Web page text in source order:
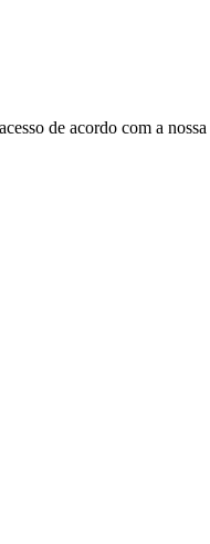
de acordo com a nossa